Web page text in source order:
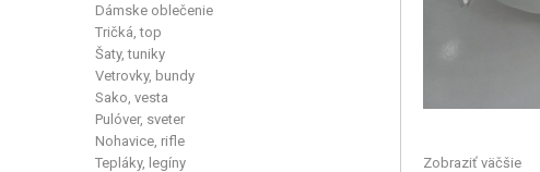
Dámske oblečenie
Tričká, top
Šaty, tuniky
Vetrovky, bundy
Sako, vesta
Pulóver, sveter
Nohavice, rifle
Tepláky, legíny
Zobraziť väčšie